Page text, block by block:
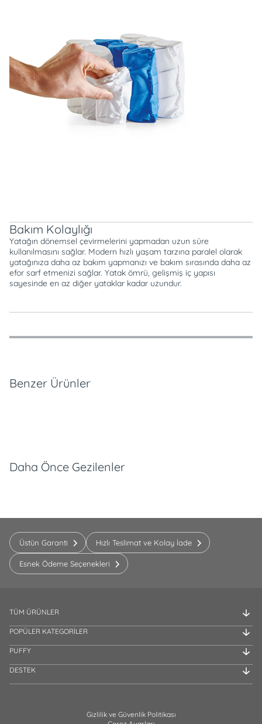
Bakım Kolaylığı
Yatağın dönemsel çevirmelerini yapmadan uzun süre
kullanılmasını sağlar. Modern hızlı yaşam tarzına paralel olarak
yatağınıza daha az bakım yapmanızı ve bakım sırasında daha az
efor sarf etmenizi sağlar. Yatak ömrü, gelişmiş iç yapısı
sayesinde en az diğer yataklar kadar uzundur.
Özellikler
Ödeme Seçenekleri
Teslimat ve İade Koşulları
Benzer Ürünler
Daha Önce Gezilenler
Üstün Garanti Hızlı Teslimat ve Kolay İade
Esnek Ödeme Seçenekleri
TÜM ÜRÜNLER
POPÜLER KATEGORİLER
PUFFY
DESTEK
Gizlilik ve Güvenlik Politikası